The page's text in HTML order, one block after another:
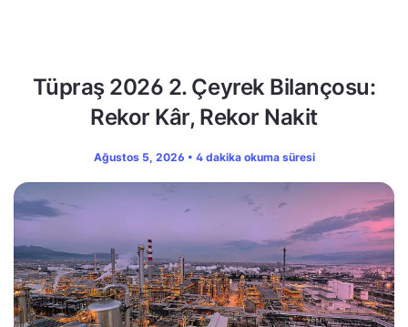
Tüpraş 2026 2. Çeyrek Bilançosu:
Rekor Kâr, Rekor Nakit
Ağustos 5, 2026 • 4 dakika okuma süresi